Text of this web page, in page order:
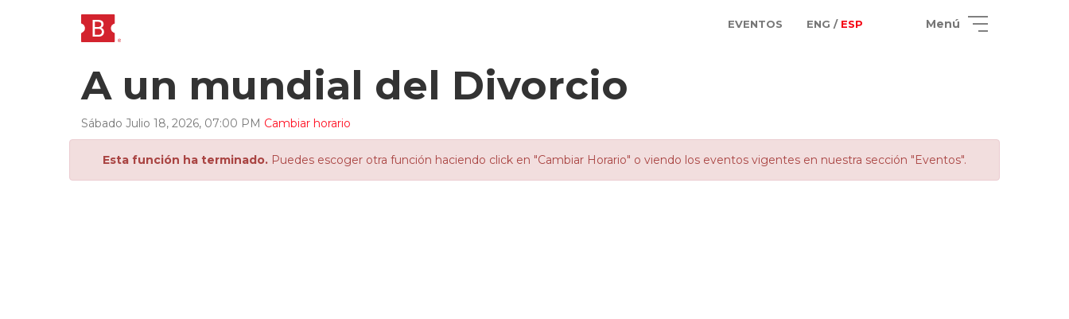
EVENTOS ENG / ESP Menú
A un mundial del Divorcio
Sábado Julio 18, 2026, 07:00 PM Cambiar horario
Esta función ha terminado. Puedes escoger otra función haciendo click en "Cambiar Horario" o viendo los eventos vigentes en nuestra sección "Eventos".